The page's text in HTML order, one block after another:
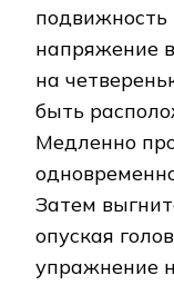
подвижность
напряжение
на
быть
Медленно
Затем
опуская
упражнение